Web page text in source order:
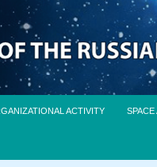
ACTIVITY